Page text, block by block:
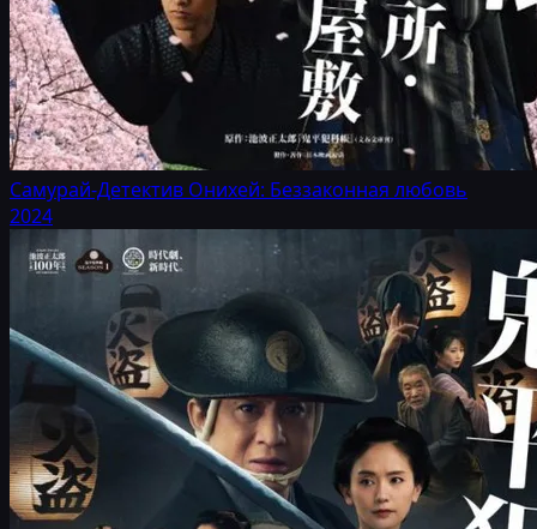
Самурай-Детектив Онихей: Беззаконная любовь
2024